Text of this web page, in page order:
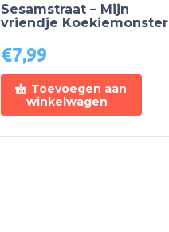
Sesamstraat – Mijn
vriendje Koekiemonster
€7,99
Toevoegen aan
winkelwagen